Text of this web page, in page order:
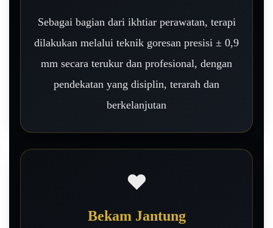
Sebagai bagian dari ikhtiar perawatan, terapi
dilakukan melalui teknik goresan presisi ± 0,9
mm secara terukur dan profesional, dengan
pendekatan yang disiplin, terarah dan
berkelanjutan
❤️
Bekam Jantung